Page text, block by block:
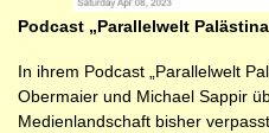
Podcast „Parallelwelt
In ihrem Podcast „Parallelwelt
Obermaier und Michael Sappir
Medien­landschaft bisher